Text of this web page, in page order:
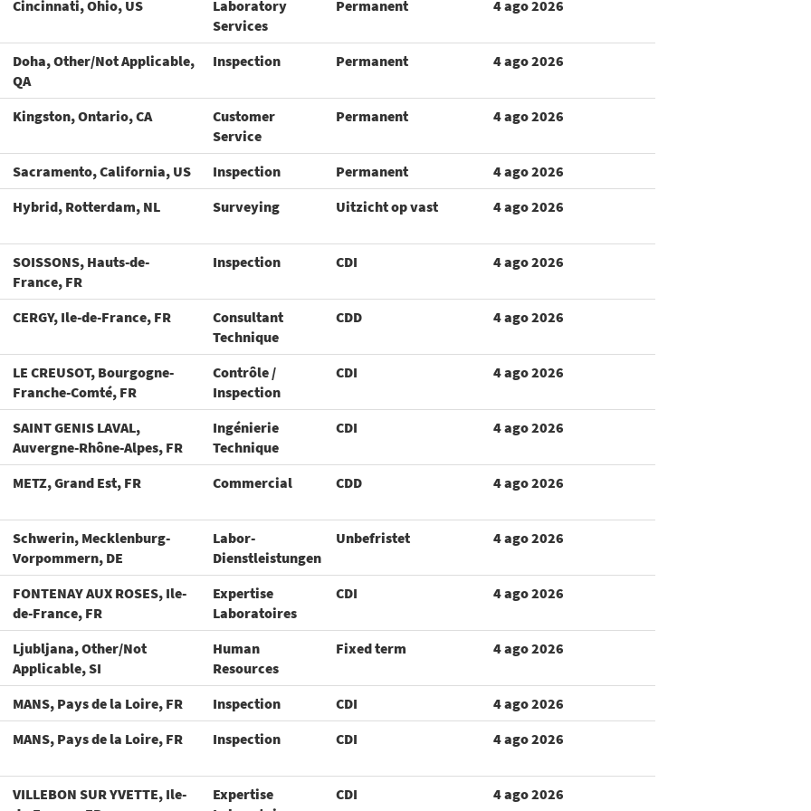
Cincinnati, Ohio, US
Laboratory
Services
Permanent 4 ago 2026
Doha, Other/Not Applicable,
QA
Inspection Permanent 4 ago 2026
Kingston, Ontario, CA
Customer
Service
Permanent 4 ago 2026
Sacramento, California, US Inspection Permanent
4 ago 2026
Hybrid, Rotterdam, NL
Surveying Uitzicht op vast 4 ago 2026
SOISSONS, Hauts-de-
France, FR
Inspection CDI 4 ago 2026
CERGY, Ile-de-France, FR
Consultant
Technique
CDD 4 ago 2026
LE CREUSOT, Bourgogne-
Franche-Comté, FR
Contrôle /
Inspection
CDI 4 ago 2026
SAINT GENIS LAVAL,
Auvergne-Rhône-Alpes, FR
Ingénierie
Technique
CDI 4 ago 2026
METZ, Grand Est, FR Commercial CDD 4 ago 2026
Schwerin, Mecklenburg-
Vorpommern, DE
Labor-
Dienstleistungen
Unbefristet 4 ago 2026
FONTENAY AUX ROSES, Ile-
de-France, FR
Expertise
Laboratoires
CDI 4 ago 2026
Ljubljana, Other/Not
Applicable, SI
Human
Resources
Fixed term 4 ago 2026
MANS, Pays de la Loire, FR Inspection CDI
4 ago 2026
MANS, Pays de la Loire, FR
Inspection CDI 4 ago 2026
VILLEBON SUR YVETTE, Ile-
Expertise
CDI 4 ago 2026